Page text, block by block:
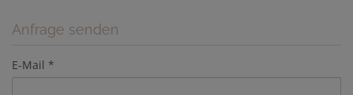
Anfrage senden
E-Mail